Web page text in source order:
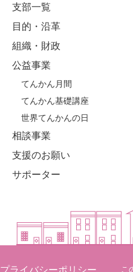
支部一覧
目的・沿革
組織・財政
公益事業
てんかん月間
てんかん基礎講座
世界てんかんの日
相談事業
支援のお願い
サポーター
プライバシーポリシー こ